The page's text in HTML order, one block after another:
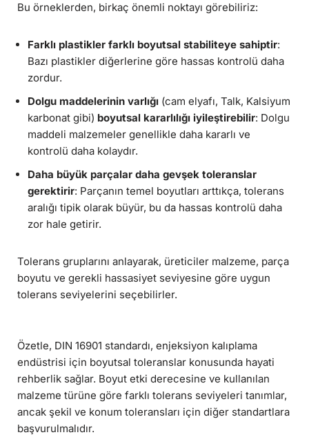
Bu örneklerden, birkaç önemli noktayı görebiliriz:
Farklı plastikler farklı boyutsal stabiliteye sahiptir:
Bazı plastikler diğerlerine göre hassas kontrolü daha
zordur.
Dolgu maddelerinin varlığı (cam elyafı, Talk, Kalsiyum
karbonat gibi) boyutsal kararlılığı iyileştirebilir: Dolgu
maddeli malzemeler genellikle daha kararlı ve
kontrolü daha kolaydır.
Daha büyük parçalar daha gevşek toleranslar
gerektirir: Parçanın temel boyutları arttıkça, tolerans
aralığı tipik olarak büyür, bu da hassas kontrolü daha
zor hale getirir.
Tolerans gruplarını anlayarak, üreticiler malzeme, parça
boyutu ve gerekli hassasiyet seviyesine göre uygun
tolerans seviyelerini seçebilirler.
Özetle, DIN 16901 standardı, enjeksiyon kalıplama
endüstrisi için boyutsal toleranslar konusunda hayati
rehberlik sağlar. Boyut etki derecesine ve kullanılan
malzeme türüne göre farklı tolerans seviyeleri tanımlar,
ancak şekil ve konum toleransları için diğer standartlara
başvurulmalıdır.